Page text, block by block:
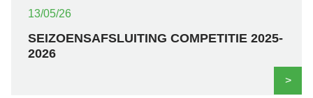
13/05/26
SEIZOENSAFSLUITING COMPETITIE 2025-
2026
>